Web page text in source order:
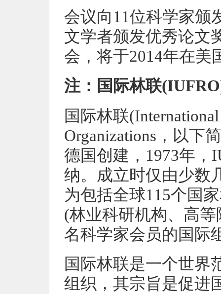
会议向11位科学家颁
文学者颁发优秀论文
会，将于2014年在美
注：国际林联
国际林联
Organizations，以下
德国创建，1973年，
纳。成立时仅由少数
为包括全球115个国
(林业科研机构、高
名科学家会员的国际
国际林联是一个世界
组织，其宗旨是促进